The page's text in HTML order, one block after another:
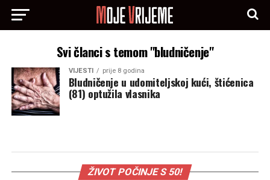
Svi članci s temom "bludničenje"
VIJESTI prije 8 godina
Bludničenje u udomiteljskoj kući, štićenica
(81) optužila vlasnika
ŽIVOT POČINJE S 50!